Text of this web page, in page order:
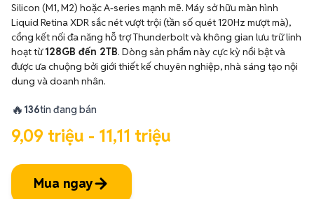
Silicon (M1, M2) hoặc A-series mạnh mẽ. Máy sở hữu màn hình
Liquid Retina XDR sắc nét vượt trội (tần số quét 120Hz mượt mà),
cổng kết nối đa năng hỗ trợ Thunderbolt và không gian lưu trữ linh
hoạt từ128GB đến 2TB. Dòng sản phẩm này cực kỳ nổi bật và
được ưa chuộng bởi giới thiết kế chuyên nghiệp, nhà sáng tạo nội
dung và doanh nhân.
🔥 136tin đang bán
9,09 triệu - 11,11 triệu
Mua ngay